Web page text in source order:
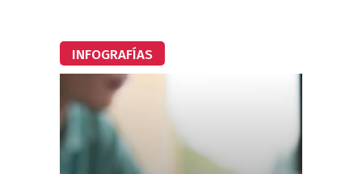
INFOGRAFÍAS